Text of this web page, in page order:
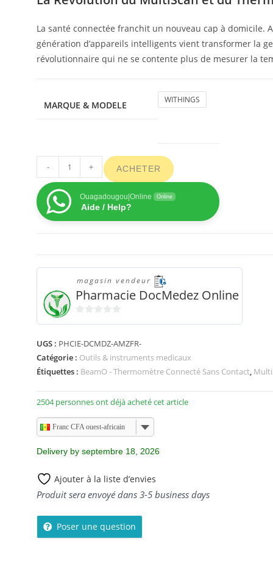
La santé connectée franchit un nouveau cap à
génération d’appareils intelligents vient transformer la
révolutionnaire qui ne se contente plus de mesurer la
MARQUE & MODELE WITHINGS
- + ACHETER
Ouagadougou|Online Online
Aide / Help?
magasin vendeur
Pharmacie DocMedez Online
u
r
5
UGS : PHCIE-DCMDZ-AMZFR-
Catégorie : Outils & instruments medicaux
Étiquettes : BeamO - Thermomètre Connecté Sans Contact,
2504 personnes ont déjà acheté cet article
Franc CFA ouest-africain
Delivery by septembre 18, 2026
Ajouter à la liste d’envies
Produit sera envoyé dans 3-5 business days
Poser une question